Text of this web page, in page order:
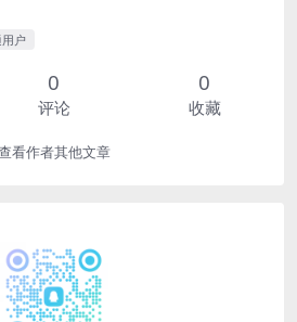
户
0
评论
0
收藏
看作者其他文章